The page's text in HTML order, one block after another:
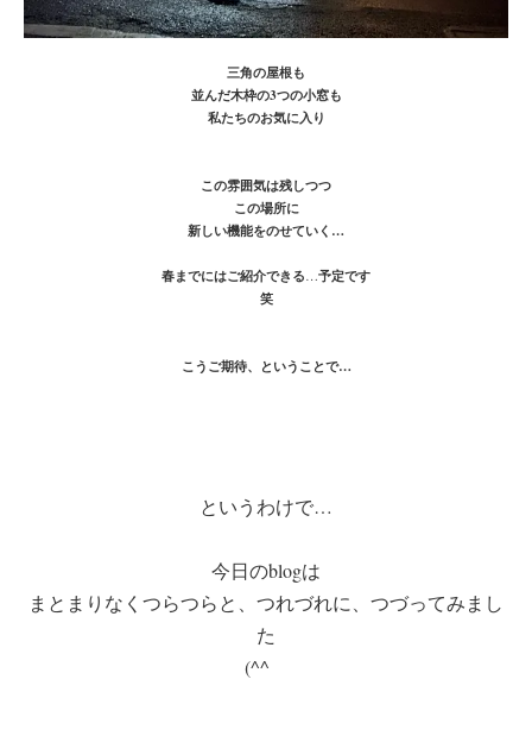
三角の屋根も
並んだ木枠の3つの小窓も
私たちのお気に入り
この雰囲気は残しつつ
この場所に
新しい機能をのせていく…
春までにはご紹介できる … 予定です
笑
こうご期待、ということで…
というわけで…
今日のblogは
まとまりなくつらつらと、つれづれに、つづってみまし
た
(^^ゞ